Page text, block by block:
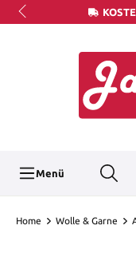
Menü
Home Wolle & Garne